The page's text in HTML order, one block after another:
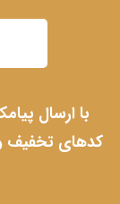
با ارسال
کدهای تخفیف